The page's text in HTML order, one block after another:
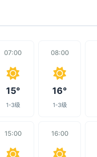
07:00
15°
1-3级
08:00
16°
1-3级
15:00 16:00